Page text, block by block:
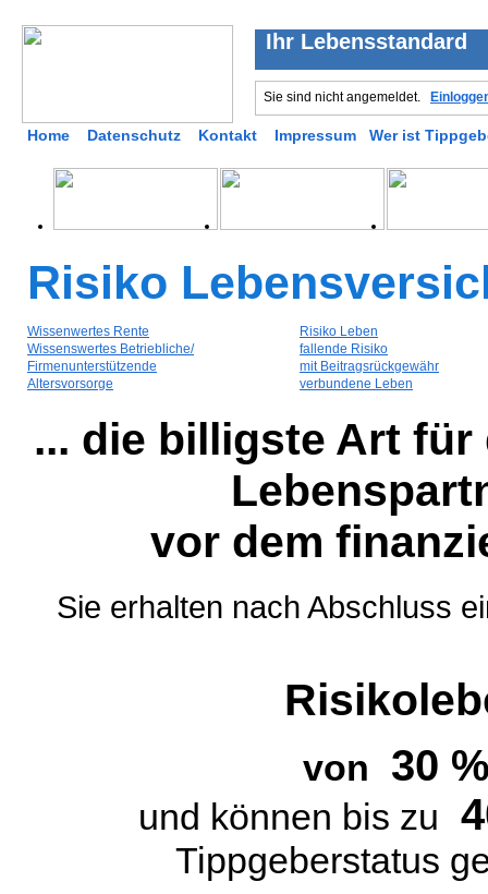
Ihr Lebensstandard
Sie sind nicht angemeldet.
Home Datenschutz Kontakt Impressum Wer ist
Risiko
Wissenwertes Rente
Wissenswertes Betriebliche/
Firmenunterstützende
Altersvorsorge
Risiko Leben
fallende Risiko
mit Beitragsrückgewähr
verbundene Leben
... die billigste Art
vor dem
Sie erhalten nach Abschluss
von 30
und können bis zu
Tippgeberstatus